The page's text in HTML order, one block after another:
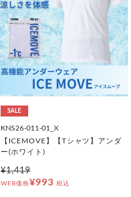
SALE
KNS26-011-01_X
【ICEMOVE】【Tシャツ】アンダ
ー(ホワイト)
¥1,419
WEB価格¥993 税込